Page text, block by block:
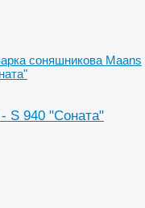
соняшникова Maans
S 940 "Соната"